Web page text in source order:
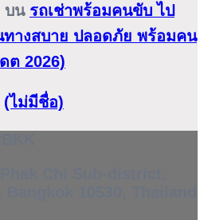
บน รถเช่าพร้อมคนขับ ไป
ทางสบาย ปลอดภัย พร้อมคน
ต 2026)
(ไม่มีชื่อ)